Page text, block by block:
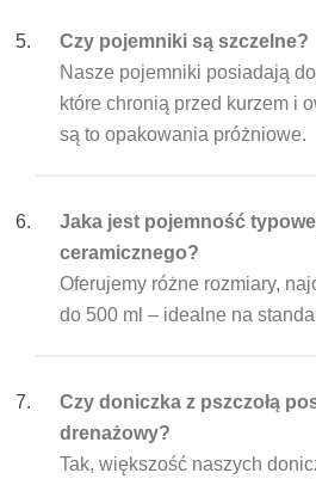
Czy pojemniki są szczelne?
Nasze pojemniki posiadają
które chronią przed kurzem i
są to opakowania próżniowe.
Jaka jest pojemność
ceramicznego?
Oferujemy różne rozmiary,
do 500 ml – idealne na
Czy doniczka z pszczołą
drenażowy?
Tak, większość naszych